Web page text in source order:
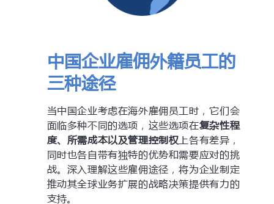
中国企业雇佣外籍员工的
三种途径
当中国企业考虑在海外雇佣员工时，它们会
面临多种不同的选项，这些选项在复杂性程
度、所需成本以及管理控制权 上各有差异，
同时也各自带有独特的优势和需要应对的挑
战。深入理解这些雇佣途径，将为企业制定
推动其全球业务扩展的战略决策提供有力的
支持。